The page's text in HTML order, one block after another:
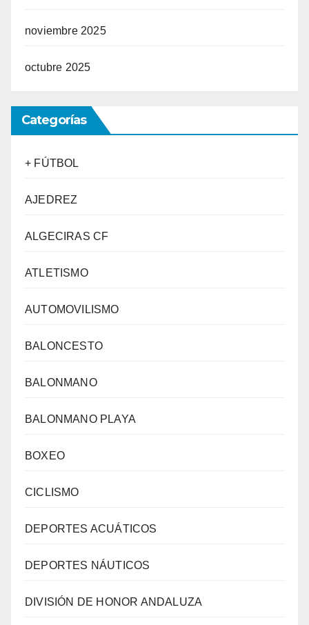
noviembre 2025
octubre 2025
Categorías
+ FÚTBOL
AJEDREZ
ALGECIRAS CF
ATLETISMO
AUTOMOVILISMO
BALONCESTO
BALONMANO
BALONMANO PLAYA
BOXEO
CICLISMO
DEPORTES ACUÁTICOS
DEPORTES NÁUTICOS
DIVISIÓN DE HONOR ANDALUZA